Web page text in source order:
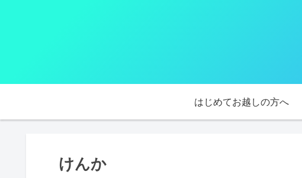
はじめてお越しの方へ
けんか